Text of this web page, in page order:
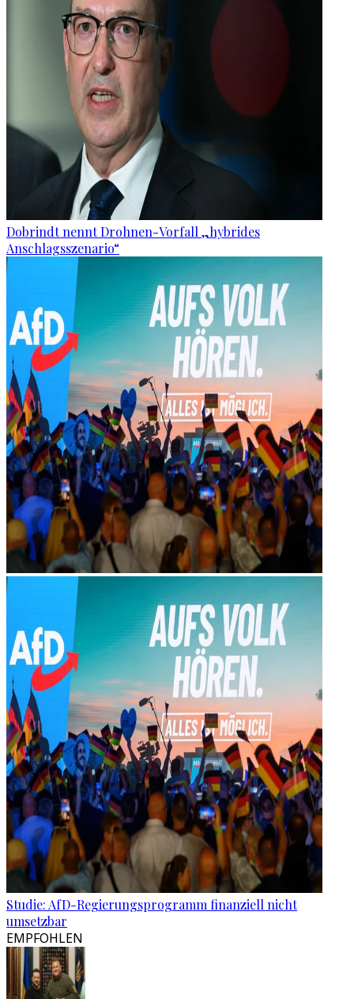
Dobrindt nennt Drohnen-Vorfall „hybrides
Anschlagsszenario“
Studie: AfD-Regierungsprogramm finanziell nicht
umsetzbar
EMPFOHLEN